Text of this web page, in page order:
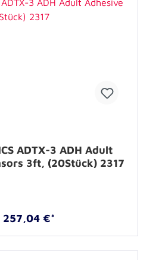
3ft, (20Stück) 2317
257,04 €*